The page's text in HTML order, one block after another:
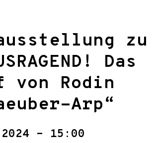
zu
Das
von Rodin
Arp“
- 15:00